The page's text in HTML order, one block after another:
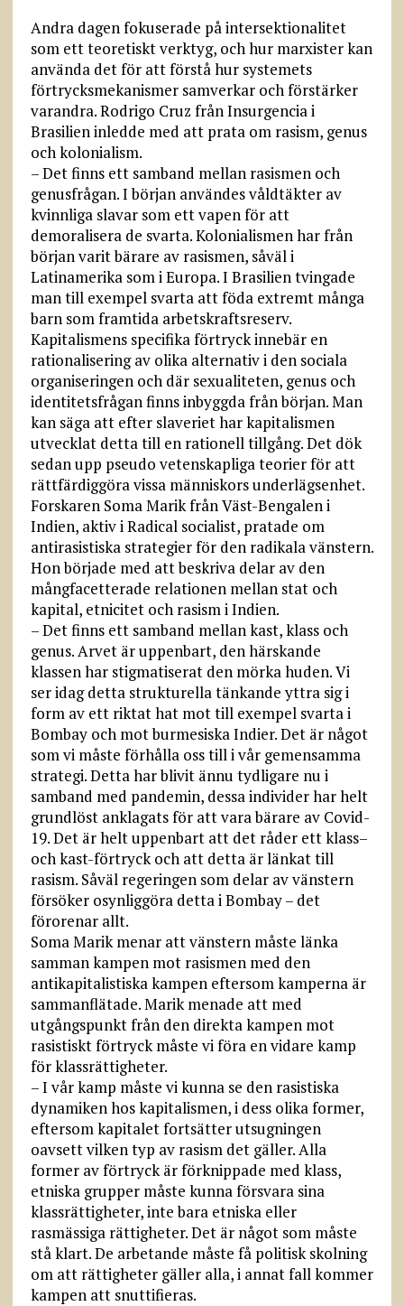
Andra dagen fokuserade på intersektionalitet
som ett teoretiskt verktyg, och hur marxister kan
använda det för att förstå hur systemets
förtrycksmekanismer samverkar och förstärker
varandra. Rodrigo Cruz från Insurgencia i
Brasilien inledde med att prata om rasism, genus
och kolonialism.
– Det finns ett samband mellan rasismen och
genusfrågan. I början användes våldtäkter av
kvinnliga slavar som ett vapen för att
demoralisera de svarta. Kolonialismen har från
början varit bärare av rasismen, såväl i
Latinamerika som i Europa. I Brasilien tvingade
man till exempel svarta att föda extremt många
barn som framtida arbetskraftsreserv.
Kapitalismens specifika förtryck innebär en
rationalisering av olika alternativ i den sociala
organiseringen och där sexualiteten, genus och
identitetsfrågan finns inbyggda från början. Man
kan säga att efter slaveriet har kapitalismen
utvecklat detta till en rationell tillgång. Det dök
sedan upp pseudo vetenskapliga teorier för att
rättfärdiggöra vissa människors underlägsenhet.
Forskaren Soma Marik från Väst-Bengalen i
Indien, aktiv i Radical socialist, pratade om
antirasistiska strategier för den radikala vänstern.
Hon började med att beskriva delar av den
mångfacetterade relationen mellan stat och
kapital, etnicitet och rasism i Indien.
– Det finns ett samband mellan kast, klass och
genus. Arvet är uppenbart, den härskande
klassen har stigmatiserat den mörka huden. Vi
ser idag detta strukturella tänkande yttra sig i
form av ett riktat hat mot till exempel svarta i
Bombay och mot burmesiska Indier. Det är något
som vi måste förhålla oss till i vår gemensamma
strategi. Detta har blivit ännu tydligare nu i
samband med pandemin, dessa individer har helt
grundlöst anklagats för att vara bärare av Covid-
19. Det är helt uppenbart att det råder ett klass–
och kast-förtryck och att detta är länkat till
rasism. Såväl regeringen som delar av vänstern
försöker osynliggöra detta i Bombay – det
förorenar allt.
Soma Marik menar att vänstern måste länka
samman kampen mot rasismen med den
antikapitalistiska kampen eftersom kamperna är
sammanflätade. Marik menade att med
utgångspunkt från den direkta kampen mot
rasistiskt förtryck måste vi föra en vidare kamp
för klassrättigheter.
– I vår kamp måste vi kunna se den rasistiska
dynamiken hos kapitalismen, i dess olika former,
eftersom kapitalet fortsätter utsugningen
oavsett vilken typ av rasism det gäller. Alla
former av förtryck är förknippade med klass,
etniska grupper måste kunna försvara sina
klassrättigheter, inte bara etniska eller
rasmässiga rättigheter. Det är något som måste
stå klart. De arbetande måste få politisk skolning
om att rättigheter gäller alla, i annat fall kommer
kampen att snuttifieras.